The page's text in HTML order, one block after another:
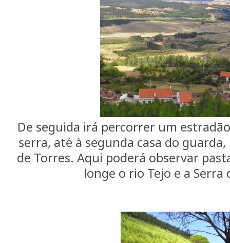
De seguida irá percorrer um
serra, até à segunda casa do
de Torres. Aqui poderá observar
longe o rio Tejo e a Serra